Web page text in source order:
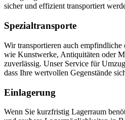
sicher und effizient transportiert
Spezialtransporte
Wir transportieren auch empfindliche
wie Kunstwerke, Antiquitäten oder
zuverlässig. Unser Service für
dass Ihre wertvollen Gegenstände
Einlagerung
Wenn Sie kurzfristig Lagerraum